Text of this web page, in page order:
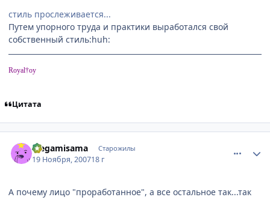
стиль прослеживается...
Путем упорного труда и практики выработался свой
собственный стиль:huh:
Royal†oy
Цитата
Mеgamisama Старожилы
19 Ноября, 200718 г
А почему лицо "проработанное", а все остальное так...так